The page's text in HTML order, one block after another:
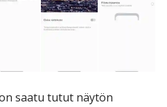
saatu tutut näytön